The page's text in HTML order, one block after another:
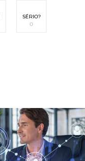
SÉRIO?
0